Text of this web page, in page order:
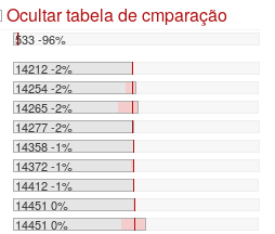
Ocultar tabela de cmparação
533 -96%
14212 -2%
14254 -2%
14265 -2%
14277 -2%
14358 -1%
14372 -1%
14412 -1%
14451 0%
14451 0%